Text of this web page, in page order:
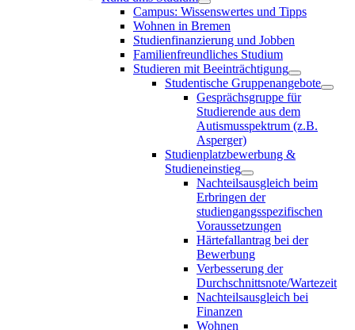
Campus: Wissenswertes und Tipps
Wohnen in Bremen
Studienfinanzierung und Jobben
Familienfreundliches Studium
Studieren mit Beeinträchtigung
Studentische Gruppenangebote
Gesprächsgruppe für
Studierende aus dem
Autismusspektrum (z.B.
Asperger)
Studienplatzbewerbung &
Studieneinstieg
Nachteilsausgleich beim
Erbringen der
studiengangsspezifischen
Voraussetzungen
Härtefallantrag bei der
Bewerbung
Verbesserung der
Durchschnittsnote/Wartezeit
Nachteilsausgleich bei
Finanzen
Wohnen